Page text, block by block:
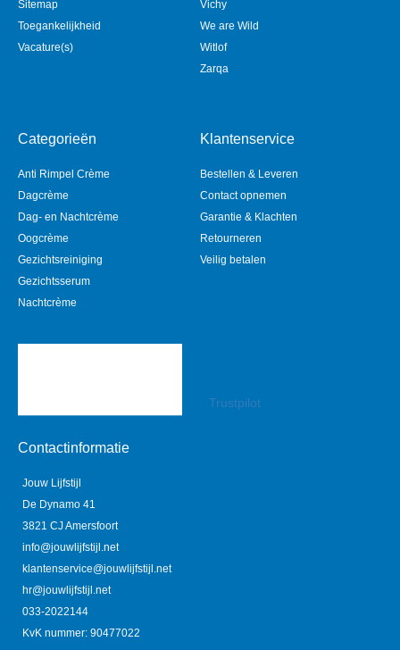
Sitemap
Toegankelijkheid
Vacature(s)
Vichy
We are Wild
Witlof
Zarqa
Categorieën
Anti Rimpel Crème
Dagcrème
Dag- en Nachtcrème
Oogcrème
Gezichtsreiniging
Gezichtsserum
Nachtcrème
Klantenservice
Bestellen & Leveren
Contact opnemen
Garantie & Klachten
Retourneren
Veilig betalen
Trustpilot
Contactinformatie
Jouw Lijfstijl
De Dynamo 41
3821 CJ Amersfoort
info@jouwlijfstijl.net
klantenservice@jouwlijfstijl.net
hr@jouwlijfstijl.net
033-2022144
KvK nummer: 90477022